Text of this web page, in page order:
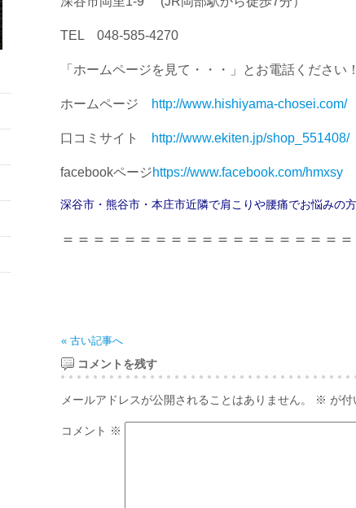
TEL 048-585-4270
「ホームページを見て・・・」とお電話ください！
ホームページ http://www.hishiyama-chosei.com/
口コミサイト http://www.ekiten.jp/shop_551408/
facebookページhttps://www.facebook.com/hmxsy
深谷市・熊谷市・本庄市近隣で肩こりや腰痛でお悩みの
＝＝＝＝＝＝＝＝＝＝＝＝＝＝＝＝＝＝
« 古い記事へ
コメントを残す
メールアドレスが公開されることはありません。 ※ が付
コメント ※